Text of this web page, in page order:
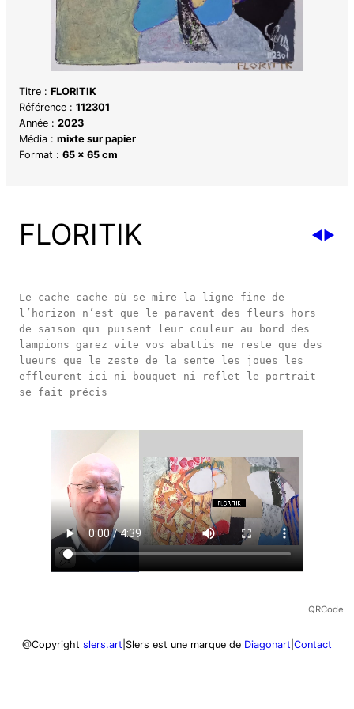
Titre :FLORITIK
Référence :112301
Année :2023
Média :mixte sur papier
Format :65 x 65 cm
FLORITIK ◀▶
Le cache-cache où se mire la ligne fine de
l’horizon n’est que le paravent des fleurs hors
de saison qui puisent leur couleur au bord des
lampions garez vite vos abattis ne reste que des
lueurs que le zeste de la sente les joues les
effleurent ici ni bouquet ni reflet le portrait
se fait précis
QRCode
@Copyright slers.art Slers est une marque de Diagonart Contact